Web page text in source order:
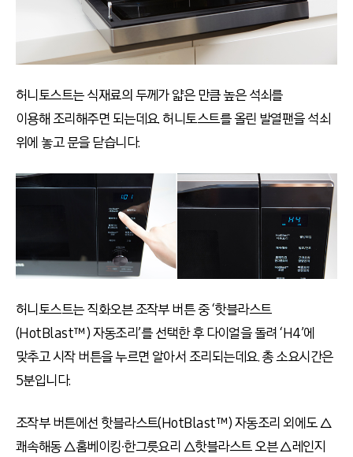
허니토스트는 식재료의 두께가 얇은 만큼 높은 석쇠를
이용해 조리해주면 되는데요. 허니토스트를 올린 발열팬을 석쇠
위에 놓고 문을 닫습니다.
허니토스트는 직화오븐 조작부 버튼 중 ‘핫블라스트
(HotBlast™) 자동조리’를 선택한 후 다이얼을 돌려 ‘H4’에
맞추고 시작 버튼을 누르면 알아서 조리되는데요. 총 소요시간은
5분입니다.
조작부 버튼에선 핫블라스트(HotBlast™) 자동조리 외에도 △
쾌속해동 △홈베이킹∙한그릇요리 △핫블라스트 오븐 △레인지